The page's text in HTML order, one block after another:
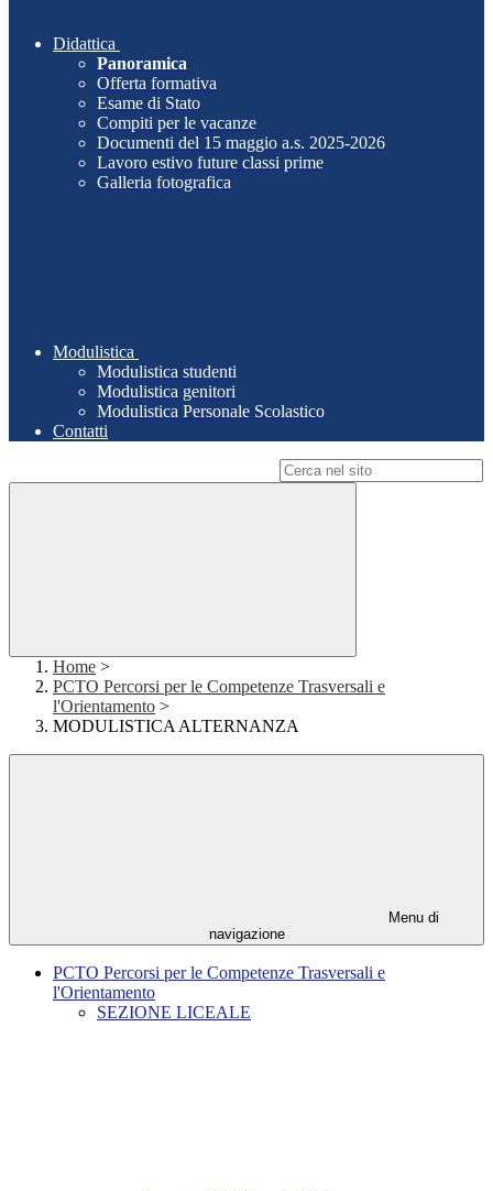
Didattica
Panoramica
Offerta formativa
Esame di Stato
Compiti per le vacanze
Documenti del 15 maggio a.s. 2025-2026
Lavoro estivo future classi prime
Galleria fotografica
Modulistica
Modulistica studenti
Modulistica genitori
Modulistica Personale Scolastico
Contatti
Home >
PCTO Percorsi per le Competenze Trasversali e
l'Orientamento >
MODULISTICA ALTERNANZA
Menu di
navigazione
PCTO Percorsi per le Competenze Trasversali e
l'Orientamento
SEZIONE LICEALE